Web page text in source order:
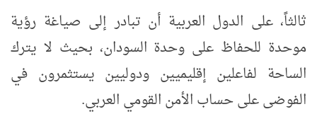
ثالثاً، على الدول العربية أن تبادر إلى صياغة رؤية
موحدة للحفاظ على وحدة السودان، بحيث لا يترك
الساحة لفاعلين إقليميين ودوليين يستثمرون في
الفوضى على حساب الأمن القومي العربي.